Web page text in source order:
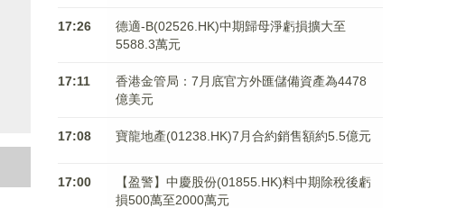
17:26
德適-B(02526.HK)中期歸母淨虧損擴大至
5588.3萬元
17:11
香港金管局：7月底官方外匯儲備資產為4478
億美元
17:08 寶龍地產(01238.HK)7月合約銷售額約5.5億元
17:00
【盈警】中慶股份(01855.HK)料中期除稅後虧
損500萬至2000萬元